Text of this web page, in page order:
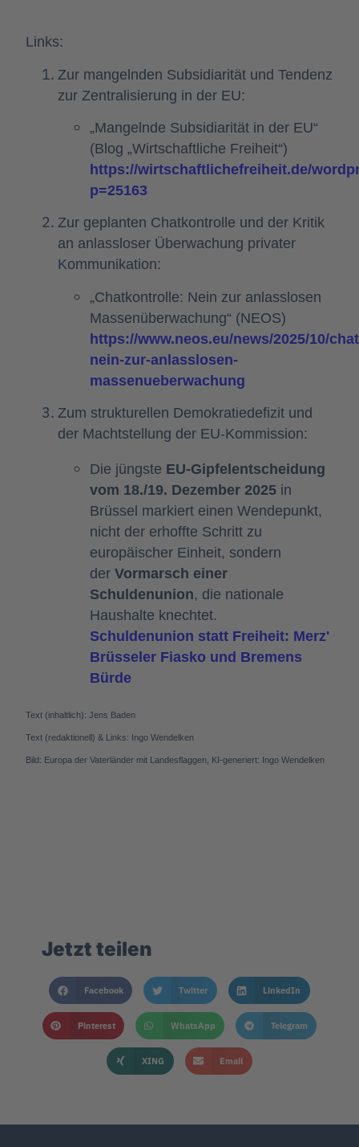
Links:
Zur mangelnden Subsidiarität und Tendenz
zur Zentralisierung in der EU:
„Mangelnde Subsidiarität in der EU“
(Blog „Wirtschaftliche Freiheit“)
https://wirtschaftlichefreiheit.de/
p=25163
Zur geplanten Chatkontrolle und der Kritik
an anlassloser Überwachung privater
Kommunikation:
„Chatkontrolle: Nein zur anlasslosen
Massenüberwachung“ (NEOS)
https://www.neos.eu/news/2025/10/
nein-zur-anlasslosen-
massenueberwachung
Zum strukturellen Demokratiedefizit und
der Machtstellung der EU-Kommission:
Die jüngste EU-Gipfelentscheidung
vom 18./19. Dezember 2025 in
Brüssel markiert einen Wendepunkt,
nicht der erhoffte Schritt zu
europäischer Einheit, sondern
der Vormarsch einer
Schuldenunion, die nationale
Schuldenunion statt Freiheit: Merz'
Brüsseler Fiasko und Bremens
Bürde
Text (inhaltlich): Jens Baden
Text (redaktionell) & Links: Ingo Wendelken
Bild: Europa der Vaterländer mit Landesflaggen, KI-generiert: Ingo Wendelken
Jetzt teilen
Facebook Twitter LinkedIn
Pinterest WhatsApp Telegram
XING Email